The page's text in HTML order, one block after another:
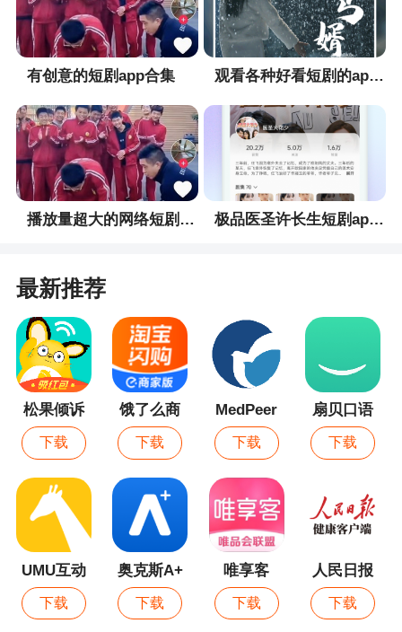
2、如果你想要在线处理一系列的事务的话，就
可以先提前查看各种操作指南，然后根据操作来进
行设置
3、发现美发现栏目供应优选商品，为您发现生
活中的美
4、非常便民的视线工会工作服务、普惠服务的
实用工具软件
1、需要参与培训的一些职工都可以在这里掌握
更多的学习，数据都是统一的额，都是可以积极安
排的
2、川工之家是四川省官方认证的职员工会服务
等资讯内容，还有工会服务板块，实现在线入会转
会，提供线上学习培训等综合服务
3、川工之家上线，主要是为本地企业职工量身
打造的一站式生活服务社区实时同步工会的服务信
息以及各种热点资讯，还能够让你快速办理各种业
有创意的短剧app合集 观看各种好看短剧的app合集
播放量超大的网络短剧app合集 极品医圣许长生短剧app合集
最新推荐
松果倾诉
下载
饿了么商
家版
下载
MedPeer
下载
扇贝口语
下载
UMU互动
下载
奥克斯A+
下载
唯享客
下载
人民日报
健康
下载